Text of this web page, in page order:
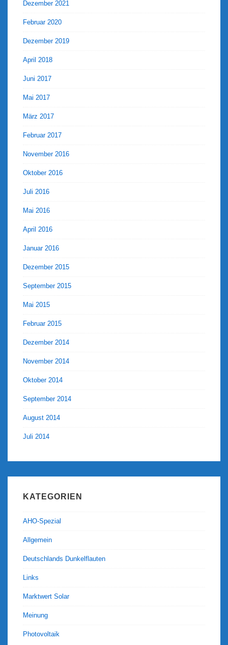
Dezember 2021
Februar 2020
Dezember 2019
April 2018
Juni 2017
Mai 2017
März 2017
Februar 2017
November 2016
Oktober 2016
Juli 2016
Mai 2016
April 2016
Januar 2016
Dezember 2015
September 2015
Mai 2015
Februar 2015
Dezember 2014
November 2014
Oktober 2014
September 2014
August 2014
Juli 2014
KATEGORIEN
AHO-Spezial
Allgemein
Deutschlands Dunkelflauten
Links
Marktwert Solar
Meinung
Photovoltaik